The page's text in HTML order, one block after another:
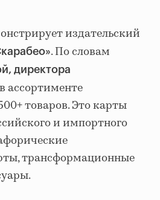
издательский
. По словам
директора
ассортименте
товаров. Это карты
и импортного
трансформационные